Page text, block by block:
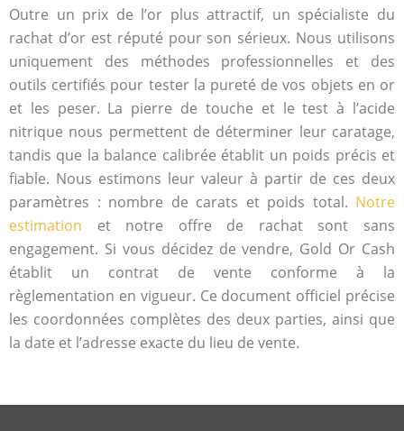
Outre un prix de l’or plus attractif, un spécialiste du
rachat d’or est réputé pour son sérieux. Nous utilisons
uniquement des méthodes professionnelles et des
outils certifiés pour tester la pureté de vos objets en or
et les peser. La pierre de touche et le test à l’acide
nitrique nous permettent de déterminer leur caratage,
tandis que la balance calibrée établit un poids précis et
fiable. Nous estimons leur valeur à partir de ces deux
paramètres : nombre de carats et poids total. Notre
estimation et notre offre de rachat sont sans
engagement. Si vous décidez de vendre, Gold Or Cash
établit un contrat de vente conforme à la
règlementation en vigueur. Ce document officiel précise
les coordonnées complètes des deux parties, ainsi que
la date et l’adresse exacte du lieu de vente.